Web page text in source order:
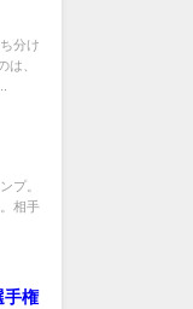
分け
は、
プ。
相手
手権